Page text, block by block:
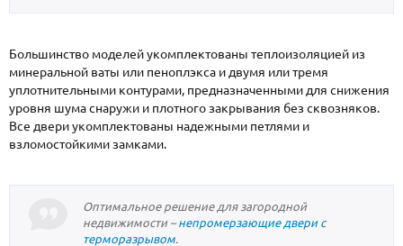
Большинство моделей укомплектованы теплоизоляцией из
минеральной ваты или пеноплэкса и двумя или тремя
уплотнительными контурами, предназначенными для снижения
уровня шума снаружи и плотного закрывания без сквозняков.
Все двери укомплектованы надежными петлями и
взломостойкими замками.
Оптимальное решение для загородной
недвижимости –непромерзающие двери с
терморазрывом